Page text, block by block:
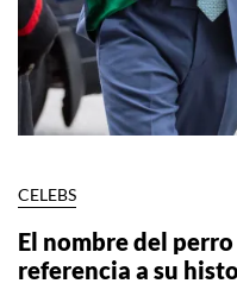
CELEBS
El nombre del
referencia a su